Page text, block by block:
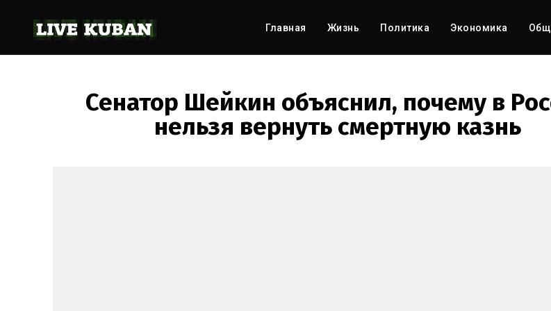
Главная Жизнь Политика Экономика
Сенатор Шейкин объяснил, почему в
нельзя вернуть смертную казнь